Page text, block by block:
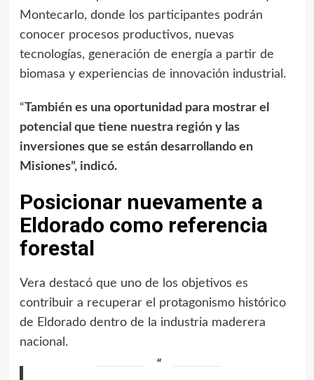
Montecarlo, donde los participantes podrán
conocer procesos productivos, nuevas
tecnologías, generación de energía a partir de
biomasa y experiencias de innovación industrial.
“También es una oportunidad para mostrar el
potencial que tiene nuestra región y las
inversiones que se están desarrollando en
Misiones”, indicó.
Posicionar nuevamente a
Eldorado como referencia
forestal
Vera destacó que uno de los objetivos es
contribuir a recuperar el protagonismo histórico
de Eldorado dentro de la industria maderera
nacional.